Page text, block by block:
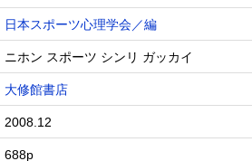
日本スポーツ心理学会／編
ニホン スポーツ シンリ ガッカイ
大修館書店
2008.12
688p